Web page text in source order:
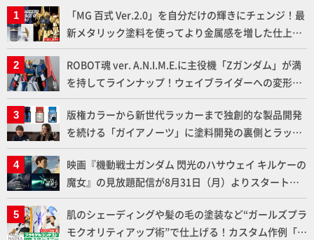
「MG 百式 Ver.2.0」を自分だけの輝きにチェンジ！最
新メタリック塗料を使ってより金属感を増した仕上が
りに!!【試し読み】
ROBOT魂 ver. A.N.I.M.E.に主役機「Zガンダム」が満
を持してラインナップ！ウェイブライダーへの変形、
劇中どおりのプロポーションを再現【機動戦士Zガン
ダム】
版権カラーから新世代ラッカーまで独創的な製品開発
を続ける「ガイアノーツ」に塗料開発の裏側とラッカ
ー塗料の未来についてインタビュー！
映画『機動戦士ガンダム 閃光のハサウェイ キルケーの
魔女』の見放題配信が8月31日（月）よりスタート！
Prime Videoで国内独占配信
肌のシェーディングや髪の毛の塗装など“ガールズプラ
モクオリティアップ術”で仕上げる！カスタム作例「白